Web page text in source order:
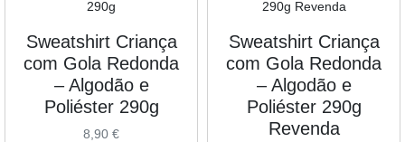
Sweatshirt Criança
com Gola Redonda
– Algodão e
Poliéster 290g
8,90 €
Sweatshirt Criança
com Gola Redonda
– Algodão e
Poliéster 290g
Revenda